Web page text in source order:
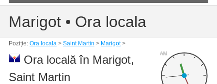
Marigot • Ora locala
Poziție: Ora locala> Saint Martin > Marigot>
AM
Ora locală în Marigot,
Saint Martin